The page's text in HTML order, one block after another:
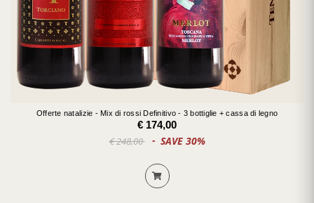
Offerte natalizie - Mix di rossi Definitivo - 3 bottiglie + cassa di legno
€ 174,00
€ 248,00 SAVE 30%